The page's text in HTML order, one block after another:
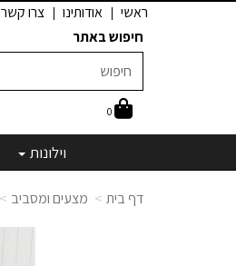
ראשי אודותינו
צרו קשר
חיפוש באתר
0
וילונות
דף בית מצעים ומסביב